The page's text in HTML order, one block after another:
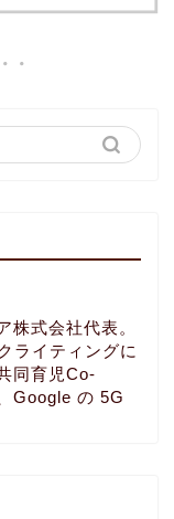
株式会社代表。
ライティングに
同育児Co-
Google の 5G